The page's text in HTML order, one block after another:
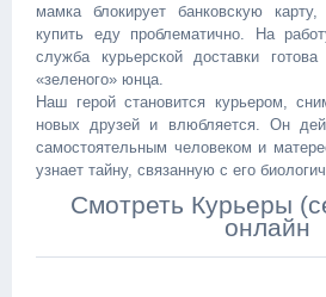
мамка блокирует банковскую
купить еду проблематично. На
служба курьерской доставки
«зеленого» юнца.
Наш герой становится курьером,
новых друзей и влюбляется. Он
самостоятельным человеком и
узнает тайну, связанную с его
Смотреть Курьеры
онлайн